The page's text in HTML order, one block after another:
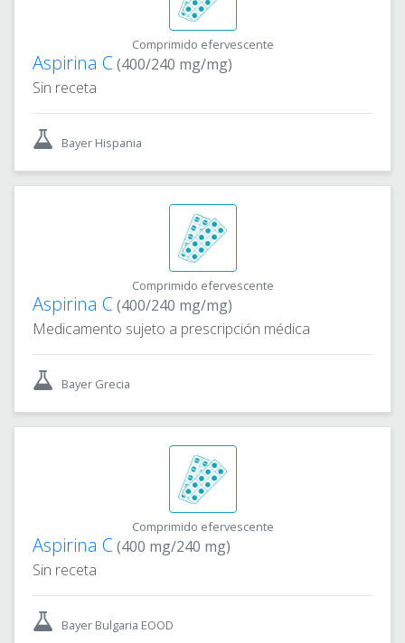
Comprimido efervescente
Aspirina C (400/240 mg/mg)
Sin receta
Bayer Hispania
Comprimido efervescente
Aspirina C (400/240 mg/mg)
Medicamento sujeto a prescripción médica
Bayer Grecia
Comprimido efervescente
Aspirina C (400 mg/240 mg)
Sin receta
Bayer Bulgaria EOOD